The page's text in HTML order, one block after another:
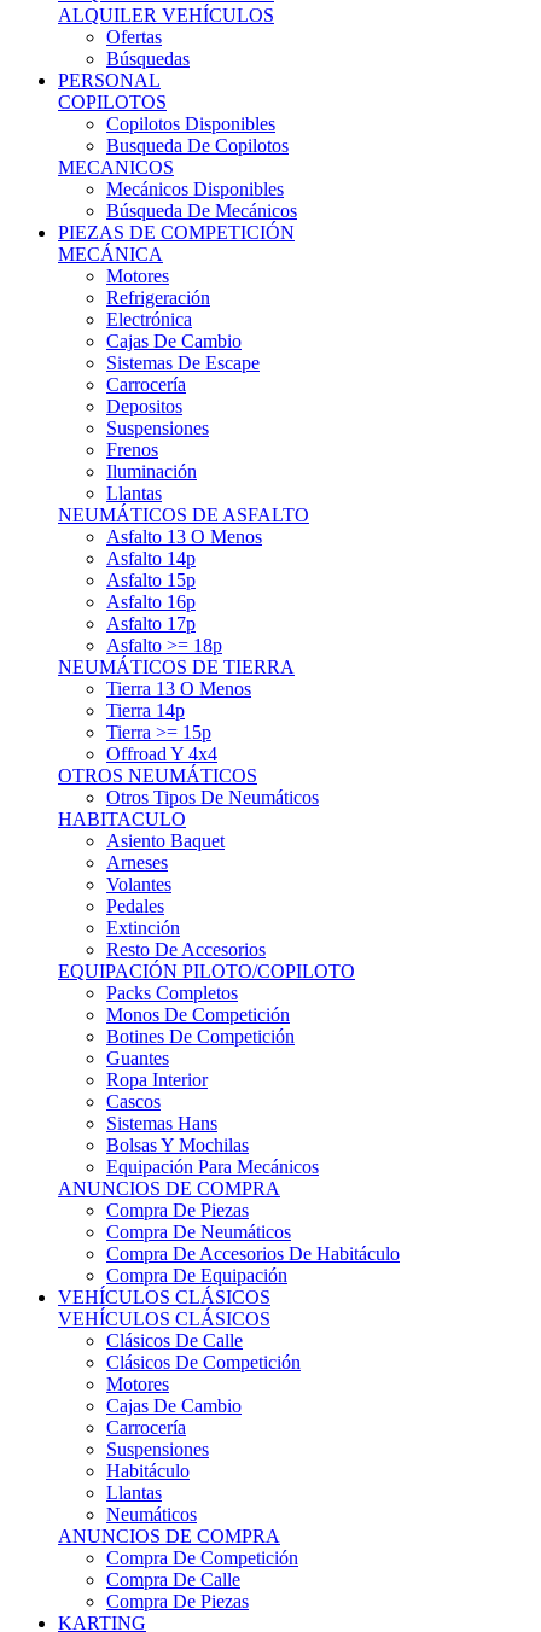
ALQUILER VEHÍCULOS
Ofertas
Búsquedas
PERSONAL
COPILOTOS
Copilotos Disponibles
Busqueda De Copilotos
MECANICOS
Mecánicos Disponibles
Búsqueda De Mecánicos
PIEZAS DE COMPETICIÓN
MECÁNICA
Motores
Refrigeración
Electrónica
Cajas De Cambio
Sistemas De Escape
Carrocería
Depositos
Suspensiones
Frenos
Iluminación
Llantas
NEUMÁTICOS DE ASFALTO
Asfalto 13 O Menos
Asfalto 14p
Asfalto 15p
Asfalto 16p
Asfalto 17p
Asfalto >= 18p
NEUMÁTICOS DE TIERRA
Tierra 13 O Menos
Tierra 14p
Tierra >= 15p
Offroad Y 4x4
OTROS NEUMÁTICOS
Otros Tipos De Neumáticos
HABITACULO
Asiento Baquet
Arneses
Volantes
Pedales
Extinción
Resto De Accesorios
EQUIPACIÓN PILOTO/COPILOTO
Packs Completos
Monos De Competición
Botines De Competición
Guantes
Ropa Interior
Cascos
Sistemas Hans
Bolsas Y Mochilas
Equipación Para Mecánicos
ANUNCIOS DE COMPRA
Compra De Piezas
Compra De Neumáticos
Compra De Accesorios De Habitáculo
Compra De Equipación
VEHÍCULOS CLÁSICOS
VEHÍCULOS CLÁSICOS
Clásicos De Calle
Clásicos De Competición
Motores
Cajas De Cambio
Carrocería
Suspensiones
Habitáculo
Llantas
Neumáticos
ANUNCIOS DE COMPRA
Compra De Competición
Compra De Calle
Compra De Piezas
KARTING